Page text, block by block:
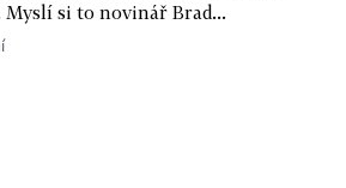
si to novinář Brad...